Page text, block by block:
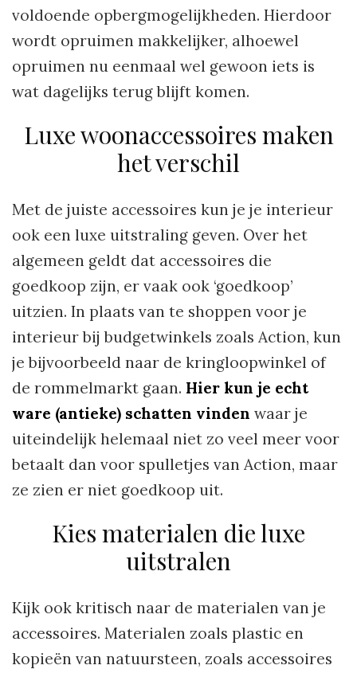
voldoende opbergmogelijkheden. Hierdoor
wordt opruimen makkelijker, alhoewel
opruimen nu eenmaal wel gewoon iets is
wat dagelijks terug blijft komen.
Luxe woonaccessoires maken
het verschil
Met de juiste accessoires kun je je interieur
ook een luxe uitstraling geven. Over het
algemeen geldt dat accessoires die
goedkoop zijn, er vaak ook ‘goedkoop’
uitzien. In plaats van te shoppen voor je
interieur bij budgetwinkels zoals Action, kun
je bijvoorbeeld naar de kringloopwinkel of
de rommelmarkt gaan. Hier kun je echt
ware (antieke) schatten vinden waar je
uiteindelijk helemaal niet zo veel meer voor
betaalt dan voor spulletjes van Action, maar
ze zien er niet goedkoop uit.
Kies materialen die luxe
uitstralen
Kijk ook kritisch naar de materialen van je
accessoires. Materialen zoals plastic en
kopieën van natuursteen, zoals accessoires